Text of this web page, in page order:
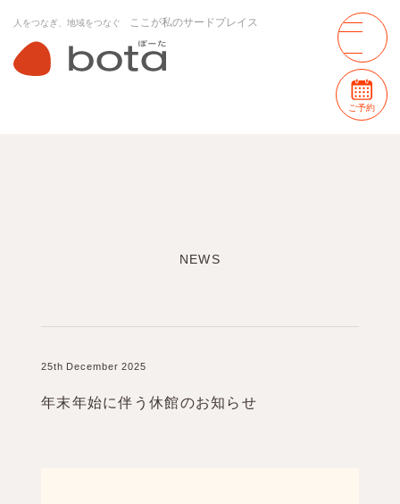
人をつなぎ、地域をつなぐ ここが私のサードプレイス
ご予約
NEWS
25th December 2025
年末年始に伴う休館のお知らせ